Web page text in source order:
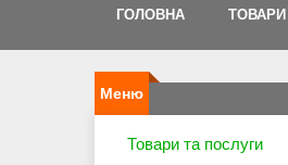
ГОЛОВНА ТОВАРИ
Товари та послуги